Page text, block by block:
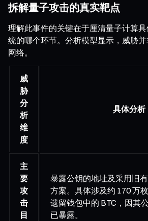
拆解量子攻击的真实靶点
理解此事件的关键在于厘清量子计算
统的哪个环节。分析模型显示，威胁
网络。
威
胁
分
析
维
度
具体分析
主
要
攻
击
目
暴露公钥的地址及采用旧
方案。具体涉及约 170 万
遗留钱包中的 BTC，因其
已暴露。